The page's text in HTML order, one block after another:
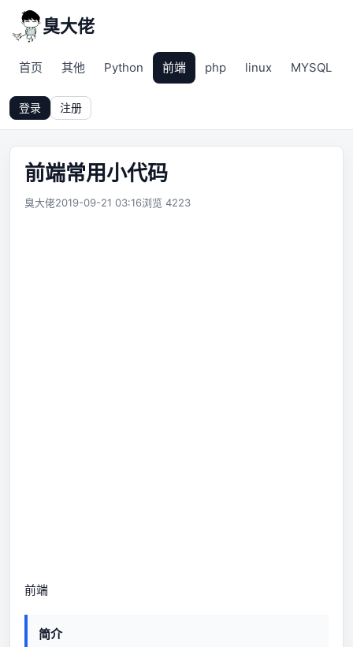
臭大佬
首页 其他 Python 前端 php linux MYSQL
登录 注册
前端常用小代码
臭大佬2019-09-21 03:16浏览 4223
前端
简介